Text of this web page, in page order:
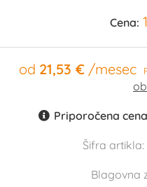
Cena:
od 21,53 €/mesec
Priporočena
Šifra artikla:
Blagovna